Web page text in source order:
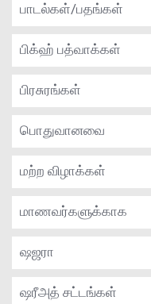
பாடல்கள்/பதங்கள்
பிக்ஹ் பத்வாக்கள்
பிரசுரங்கள்
பொதுவானவை
மற்ற விழாக்கள்
மாணவர்களுக்காக
ஷஜரா
ஷரீஅத் சட்டங்கள்